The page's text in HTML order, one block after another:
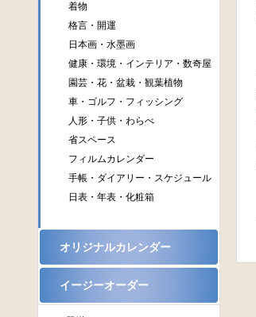
着物
格言・開運
日本画・水墨画
健康・環境・インテリア・数奇屋
園芸・花・盆栽・観葉植物
車・ゴルフ・フィッシング
人形・子供・わらべ
省スペース
フィルムカレンダー
手帳・ダイアリー・スケジュール
日表・年表・化粧箱
オリジナルカレンダー
イージーオーダー